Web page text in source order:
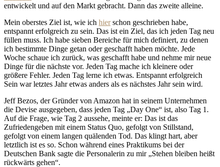
entwickelt und auf den Markt gebracht. Dann das zweite alleine.
Mein oberstes Ziel ist, wie ich hierschon geschrieben habe,
entspannt erfolgreich zu sein. Das ist ein Ziel, das ich jeden Tag neu
füllen muss. Ich habe sieben Bereiche für mich definiert, zu denen
ich bestimmte Dinge getan oder geschafft haben möchte. Jede
Woche schaue ich zurück, was geschafft habe und nehme mir neue
Dinge für die nächste vor. Jeden Tag mache ich kleinere oder
größere Fehler. Jeden Tag lerne ich etwas. Entspannt erfolgreich
Sein war letztes Jahr etwas anders als es nächstes Jahr sein wird.
Jeff Bezos, der Gründer von Amazon hat in seinem Unternehmen
die Devise ausgegeben, dass jeden Tag „Day One“ ist, also Tag 1.
Auf die Frage, wie Tag 2 aussehe, meinte er: Das ist das
Zufriedengeben mit einem Status Quo, gefolgt von Stillstand,
gefolgt von einem langen quälenden Tod. Das klingt hart, aber
letztlich ist es so. Schon während eines Praktikums bei der
Deutschen Bank sagte die Personalerin zu mir „Stehen bleiben heißt
rückwärts gehen“.